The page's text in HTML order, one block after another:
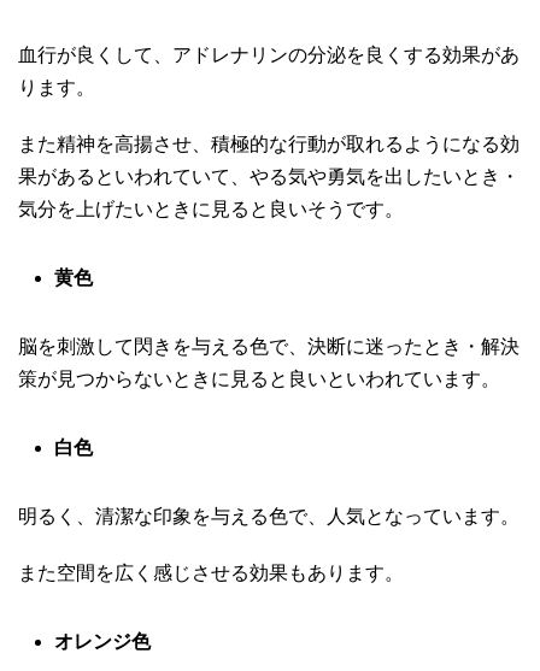
血行が良くして、アドレナリンの分泌を良くする効果があ
ります。
また精神を高揚させ、積極的な行動が取れるようになる効
果があるといわれていて、やる気や勇気を出したいとき・
気分を上げたいときに見ると良いそうです。
黄色
脳を刺激して閃きを与える色で、決断に迷ったとき・解決
策が見つからないときに見ると良いといわれています。
白色
明るく、清潔な印象を与える色で、人気となっています。
また空間を広く感じさせる効果もあります。
オレンジ色